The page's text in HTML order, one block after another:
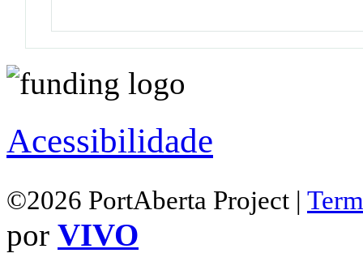
Acessibilidade
©2026 PortAberta Project |
por VIVO